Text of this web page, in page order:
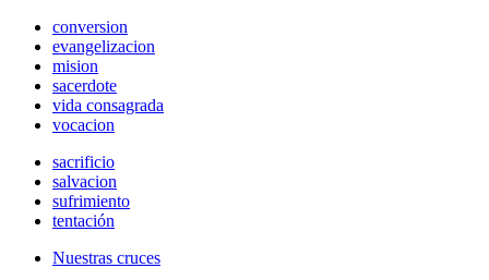
conversion
evangelizacion
mision
sacerdote
vida consagrada
vocacion
sacrificio
salvacion
sufrimiento
tentación
Nuestras cruces